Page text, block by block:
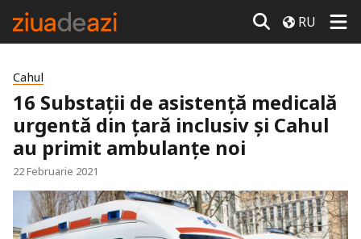
RU
Cahul
16 Substații de asistență medicală
urgentă din țară inclusiv și Cahul
au primit ambulanțe noi
22 Februarie 2021